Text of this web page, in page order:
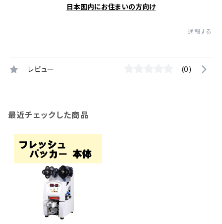
日本国内にお住まいの方向け
通報する
レビュー (0)
最近チェックした商品